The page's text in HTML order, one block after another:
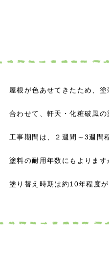
屋根が色あせてきたため、
合わせて、軒天・化粧破風
工事期間は、２週間～3週間
塗料の耐用年数にもよります
塗り替え時期は約10年程度